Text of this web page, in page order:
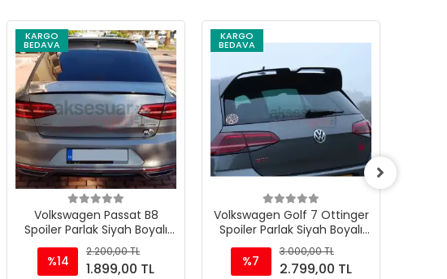
KARGO
BEDAVA
Volkswagen Passat B8
Spoiler Parlak Siyah Boyalı
İthal Ürün Plastik
%14
2.200,00 TL
1.899,00 TL
KARGO
BEDAVA
Volkswagen Golf 7 Ottinger
Spoiler Parlak Siyah Boyalı
İthal Ürün Plastik
%7
3.000,00 TL
2.799,00 TL